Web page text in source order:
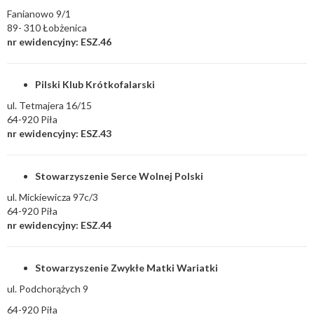
Fanianowo 9/1
89- 310 Łobżenica
nr ewidencyjny: ESZ.46
Pilski Klub Krótkofalarski
ul. Tetmajera 16/15
64-920 Piła
nr ewidencyjny: ESZ.43
Stowarzyszenie Serce Wolnej Polski
ul. Mickiewicza 97c/3
64-920 Piła
nr ewidencyjny: ESZ.44
Stowarzyszenie Zwykłe Matki Wariatki
ul. Podchorążych 9
64-920 Piła